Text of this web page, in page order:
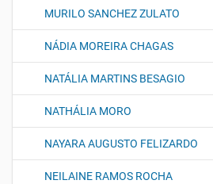
MURILO SANCHEZ ZULATO
NÁDIA MOREIRA CHAGAS
NATÁLIA MARTINS BESAGIO
NATHÁLIA MORO
NAYARA AUGUSTO FELIZARDO
NEILAINE RAMOS ROCHA